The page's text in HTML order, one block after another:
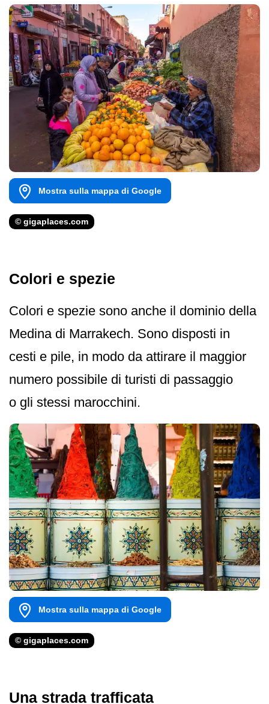
Mostra sulla mappa di Google
© gigaplaces.com
Colori e spezie
Colori e spezie sono anche il dominio della
Medina di Marrakech. Sono disposti in
cesti e pile, in modo da attirare il maggior
numero possibile di turisti di passaggio
o gli stessi marocchini.
Mostra sulla mappa di Google
© gigaplaces.com
Una strada trafficata